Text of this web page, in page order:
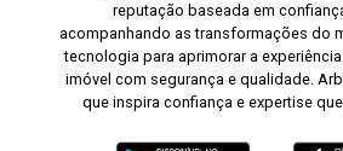
reputação baseada em
acompanhando as transformações do
tecnologia para aprimorar a
imóvel com segurança e qualidade.
que inspira confiança e expertise